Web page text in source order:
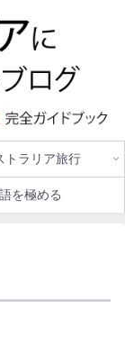
トラリア旅行
を極める